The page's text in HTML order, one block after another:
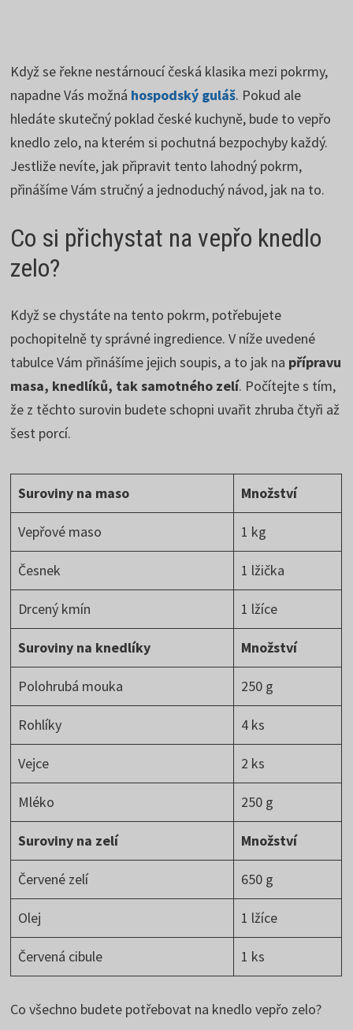
Když se řekne nestárnoucí česká klasika mezi pokrmy,
napadne Vás možná hospodský guláš. Pokud ale
hledáte skutečný poklad české kuchyně, bude to vepřo
knedlo zelo, na kterém si pochutná bezpochyby každý.
Jestliže nevíte, jak připravit tento lahodný pokrm,
přinášíme Vám stručný a jednoduchý návod, jak na to.
Co si přichystat na vepřo knedlo
zelo?
Když se chystáte na tento pokrm, potřebujete
pochopitelně ty správné ingredience. V níže uvedené
tabulce Vám přinášíme jejich soupis, a to jak na přípravu
masa, knedlíků, tak samotného zelí. Počítejte s tím,
že z těchto surovin budete schopni uvařit zhruba čtyři až
šest porcí.
Suroviny na maso Množství
Vepřové maso 1 kg
Česnek 1 lžička
Drcený kmín 1 lžíce
Suroviny na knedlíky Množství
Polohrubá mouka 250 g
Rohlíky 4 ks
Vejce 2 ks
Mléko 250 g
Suroviny na zelí Množství
Červené zelí 650 g
Olej 1 lžíce
Červená cibule 1 ks
Co všechno budete potřebovat na knedlo vepřo zelo?